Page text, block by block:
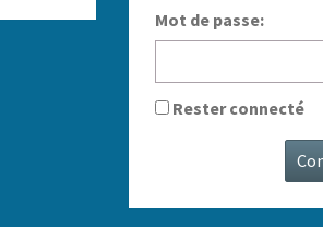
Mot de passe:
Rester connecté